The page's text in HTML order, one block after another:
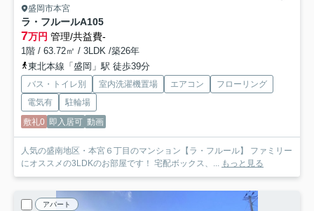
盛岡市本宮
ラ・フルールA105
7万円 管理/共益費-
1階 / 63.72㎡ / 3LDK /築26年
東北本線「盛岡」駅 徒歩39分
バス・トイレ別 室内洗濯機置場 エアコン
フローリング
電気有
駐輪場
敷礼0 即入居可 動画
人気の盛南地区・本宮６丁目のマンション【ラ・フルール】 ファミリー
にオススメの3LDKのお部屋です！ 宅配ボックス、...
もっと見る
アパート